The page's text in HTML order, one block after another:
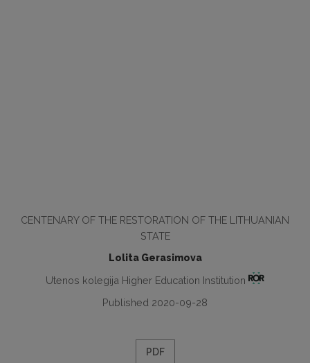
CENTENARY OF THE RESTORATION OF THE LITHUANIAN
STATE
Lolita Gerasimova
Utenos kolegija Higher Education Institution
Published 2020-09-28
PDF